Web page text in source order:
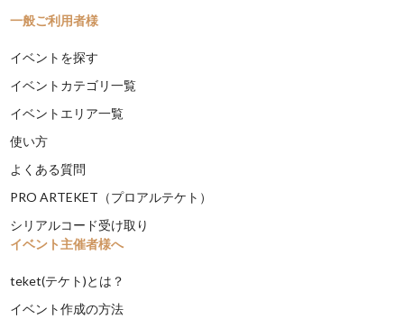
一般ご利用者様
イベントを探す
イベントカテゴリ一覧
イベントエリア一覧
使い方
よくある質問
PRO ARTEKET（プロアルテケト）
シリアルコード受け取り
イベント主催者様へ
teket(テケト)とは？
イベント作成の方法